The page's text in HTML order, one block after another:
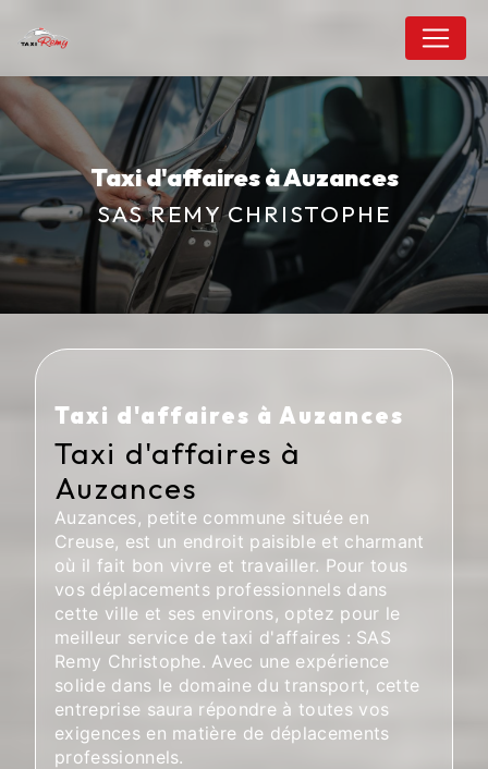
Taxi d'affaires à Auzances
SAS REMY CHRISTOPHE
Taxi d'affaires à Auzances
Taxi d'affaires à
Auzances
Auzances, petite commune située en
Creuse, est un endroit paisible et charmant
où il fait bon vivre et travailler. Pour tous
vos déplacements professionnels dans
cette ville et ses environs, optez pour le
meilleur service de taxi d'affaires : SAS
Remy Christophe. Avec une expérience
solide dans le domaine du transport, cette
entreprise saura répondre à toutes vos
exigences en matière de déplacements
professionnels.